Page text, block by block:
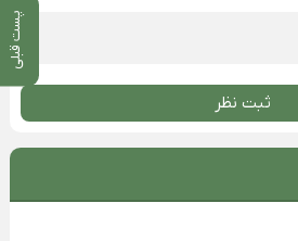
پست قبلی
ثبت نظر